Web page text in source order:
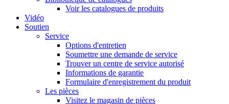
Voir les catalogues de produits
Vidéo
Soutien
Service
Options d'entretien
Soumettre une demande de service
Trouver un centre de service autorisé
Informations de garantie
Formulaire d'enregistrement du produit
Les pièces
Visitez le magasin de pièces